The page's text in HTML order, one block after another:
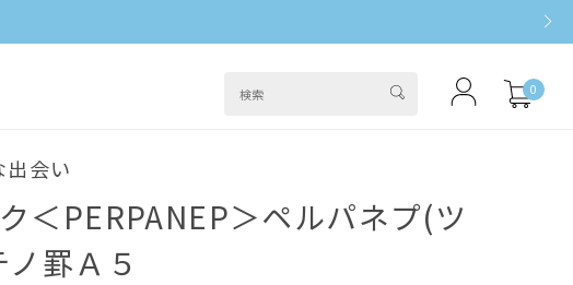
0
会い
＜PERPANEP＞ペルパネプ(ツ
罫Ａ５